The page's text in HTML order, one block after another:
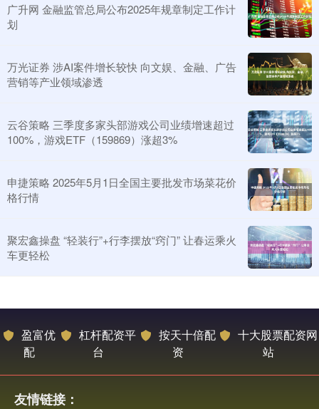
广升网 金融监管总局公布2025年规章制定工作计
划
万光证券 涉AI案件增长较快 向文娱、金融、广告
营销等产业领域渗透
云谷策略 三季度多家头部游戏公司业绩增速超过
100%，游戏ETF（159869）涨超3%
申捷策略 2025年5月1日全国主要批发市场菜花价
格行情
聚宏鑫操盘 “轻装行”+行李摆放“窍门” 让春运乘火
车更轻松
盈富优
配
杠杆配资平
台
按天十倍配
资
十大股票配资网
站
友情链接：